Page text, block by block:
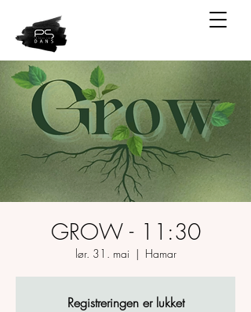
GROW - 11:30
lør. 31. mai
  |
Hamar
Registreringen er lukket